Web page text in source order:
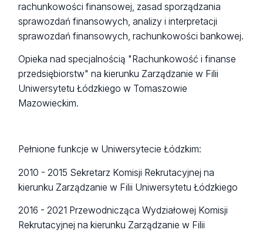
rachunkowości finansowej, zasad sporządzania
sprawozdań finansowych, analizy i interpretacji
sprawozdań finansowych, rachunkowości bankowej.
Opieka nad specjalnością "Rachunkowość i finanse
przedsiębiorstw" na kierunku Zarządzanie w Filii
Uniwersytetu Łódzkiego w Tomaszowie
Mazowieckim.
Pełnione funkcje w Uniwersytecie Łódzkim:
2010 - 2015 Sekretarz Komisji Rekrutacyjnej na
kierunku Zarządzanie w Filii Uniwersytetu Łódzkiego
2016 - 2021 Przewodnicząca Wydziałowej Komisji
Rekrutacyjnej na kierunku Zarządzanie w Filii